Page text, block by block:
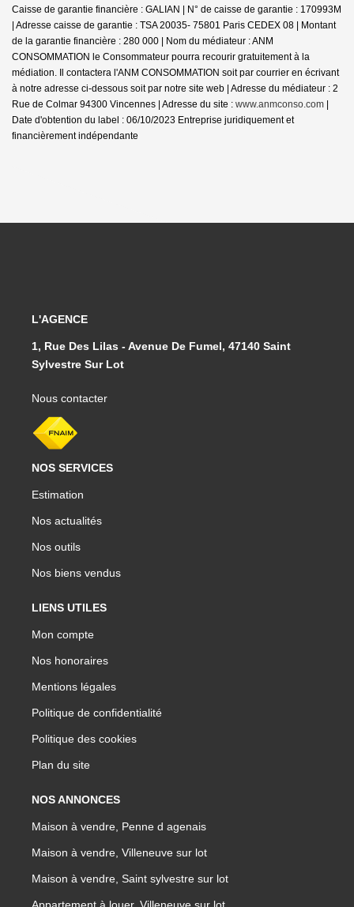
Caisse de garantie financière : GALIAN | N° de caisse de garantie : 170993M
| Adresse caisse de garantie : TSA 20035- 75801 Paris CEDEX 08 | Montant
de la garantie financière : 280 000 | Nom du médiateur : ANM
CONSOMMATION le Consommateur pourra recourir gratuitement à la
médiation. Il contactera l'ANM CONSOMMATION soit par courrier en écrivant
à notre adresse ci-dessous soit par notre site web | Adresse du médiateur : 2
Rue de Colmar 94300 Vincennes | Adresse du site : www.anmconso.com |
Date d'obtention du label : 06/10/2023 Entreprise juridiquement et
financièrement indépendante
L'AGENCE
1, Rue Des Lilas - Avenue De Fumel, 47140 Saint
Sylvestre Sur Lot
Nous contacter
NOS SERVICES
Estimation
Nos actualités
Nos outils
Nos biens vendus
LIENS UTILES
Mon compte
Nos honoraires
Mentions légales
Politique de confidentialité
Politique des cookies
Plan du site
NOS ANNONCES
Maison à vendre, Penne d agenais
Maison à vendre, Villeneuve sur lot
Maison à vendre, Saint sylvestre sur lot
Appartement à louer, Villeneuve sur lot